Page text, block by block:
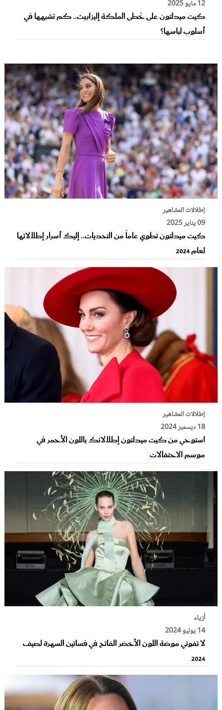
12 مايو 2025
كيت ميدلتون على خُطى الملكة إليزابيث.. كم تشبهها في
أسلوب لباسها؟
إطلالات المشاهير
09 يناير 2025
كيت ميدلتون تطوي عاماً من التحديات.. إليك أسرار إطلالاتها
لعام 2024
إطلالات المشاهير
18 ديسمبر 2024
استوحي من كيت ميدلتون إطلالاتك باللون الأحمر في
موسم الاحتفالات
أزياء
14 يوليو 2024
لا تفوتي موضة اللون الأخضر الفاتح في فساتين السهرة لصيف
2024